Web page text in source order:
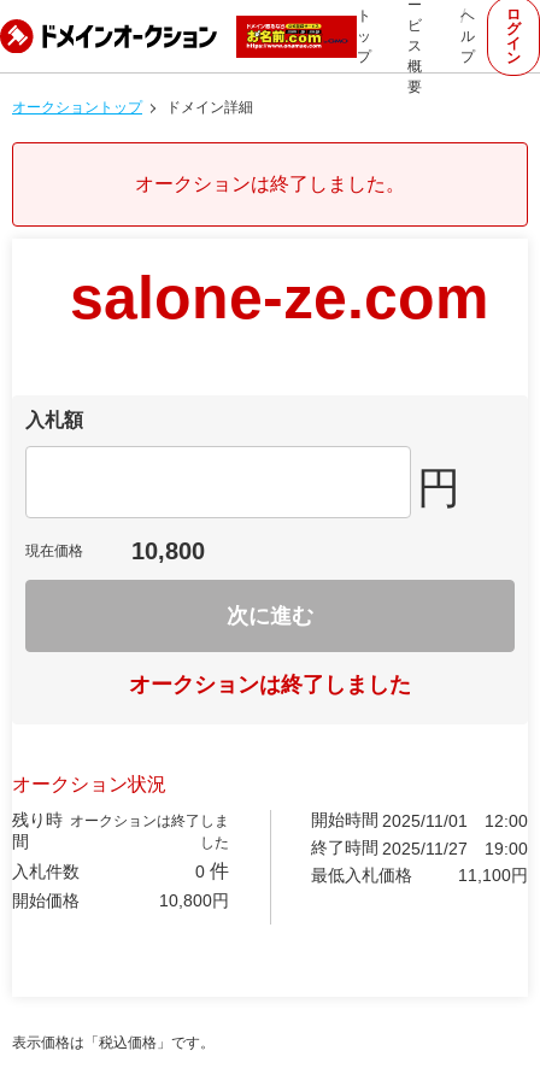
ト
ッ
プ
ー
ビ
ス
概
要
ヘ
ル
プ
ロ
グ
イ
ン
オークショントップ ドメイン詳細
オークションは終了しました。
salone-ze.com
入札額
円
現在価格 10,800
次に進む
オークションは終了しました
オークション状況
残り時
間
オークションは終了しま
した
入札件数 0 件
開始価格 10,800円
開始時間 2025/11/01
12:00
終了時間 2025/11/27
19:00
最低入札価格
11,100円
表示価格は「税込価格」です。